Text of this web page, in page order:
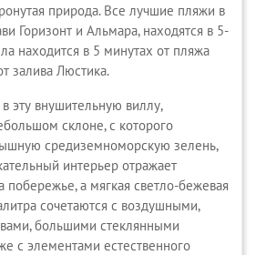
природа. Все лучшие пляжи в
Горизонт и Альмара, находятся в 5-
находится в 5 минутах от пляжа
залива Люстика.
в эту внушительную виллу,
склоне,с которого
средиземноморскую зелень,
интерьер отражает
побережье,а мягкая светло-бежевая
сочетаются с воздушными,
,большими стеклянными
с элементами естественного